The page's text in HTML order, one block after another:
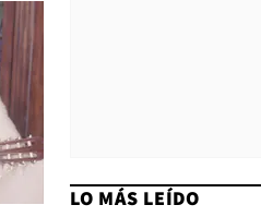
LO MÁS LEÍDO